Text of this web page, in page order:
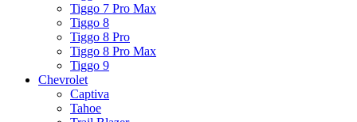
Tiggo 7 Pro Max
Tiggo 8
Tiggo 8 Pro
Tiggo 8 Pro Max
Tiggo 9
Chevrolet
Captiva
Tahoe